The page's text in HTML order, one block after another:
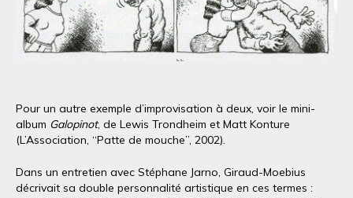
Pour un autre exemple d’improvisation à deux, voir le mini-
album Galopinot, de Lewis Trondheim et Matt Konture
(L’Association, “Patte de mouche”, 2002).
Dans un entretien avec Stéphane Jarno, Giraud-Moebius
décrivait sa double personnalité artistique en ces termes :